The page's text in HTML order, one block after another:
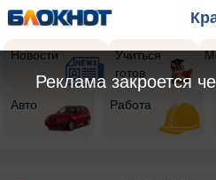
Новости
Учиться
готов
Авто Работа
Реклама закроется